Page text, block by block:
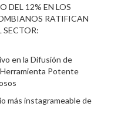
DEL 12% EN LOS
RATIFICAN
SECTOR:
en la Difusión de
Potente
más instagrameable de